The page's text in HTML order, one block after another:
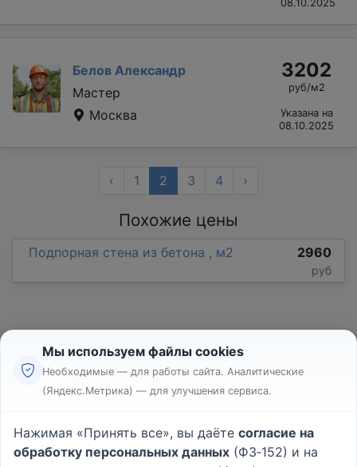
08.10.2025
Белов Александр
Мастер
Москва
3202
руб/м2
Указана на
08.10.2025
‹ 1 2 3 4 ›
Похожие цены
Подпорная стена из бетона , м2 2960
руб
Реклама
Пользовательское соглашение
Политика конфиденциальности
Мы используем файлы cookies
Необходимые — для работы сайта. Аналитические
(Яндекс.Метрика) — для улучшения сервиса.
Нажимая «Принять все», вы даёте согласие на
обработку персональных данных (ФЗ‑152) и на